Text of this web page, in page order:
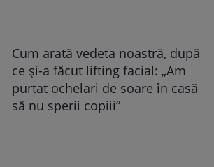
Cum arată vedeta noastră, după
ce și-a făcut lifting facial: „Am
purtat ochelari de soare în casă
să nu sperii copiii”